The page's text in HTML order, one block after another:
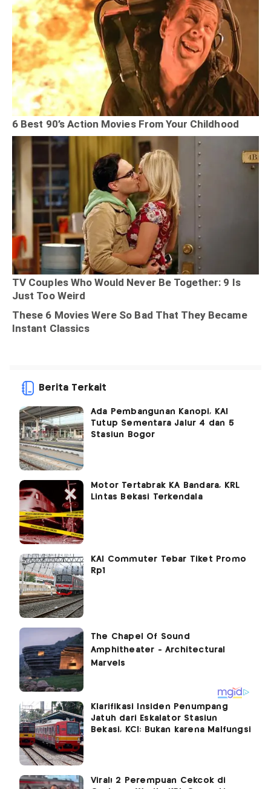
Berita Terkait
Ada Pembangunan Kanopi, KAI
Tutup Sementara Jalur 4 dan 5
Stasiun Bogor
Motor Tertabrak KA Bandara, KRL
Lintas Bekasi Terkendala
KAI Commuter Tebar Tiket Promo
Rp1
Klarifikasi Insiden Penumpang
Jatuh dari Eskalator Stasiun
Bekasi, KCI: Bukan karena Malfungsi
Viral! 2 Perempuan Cekcok di